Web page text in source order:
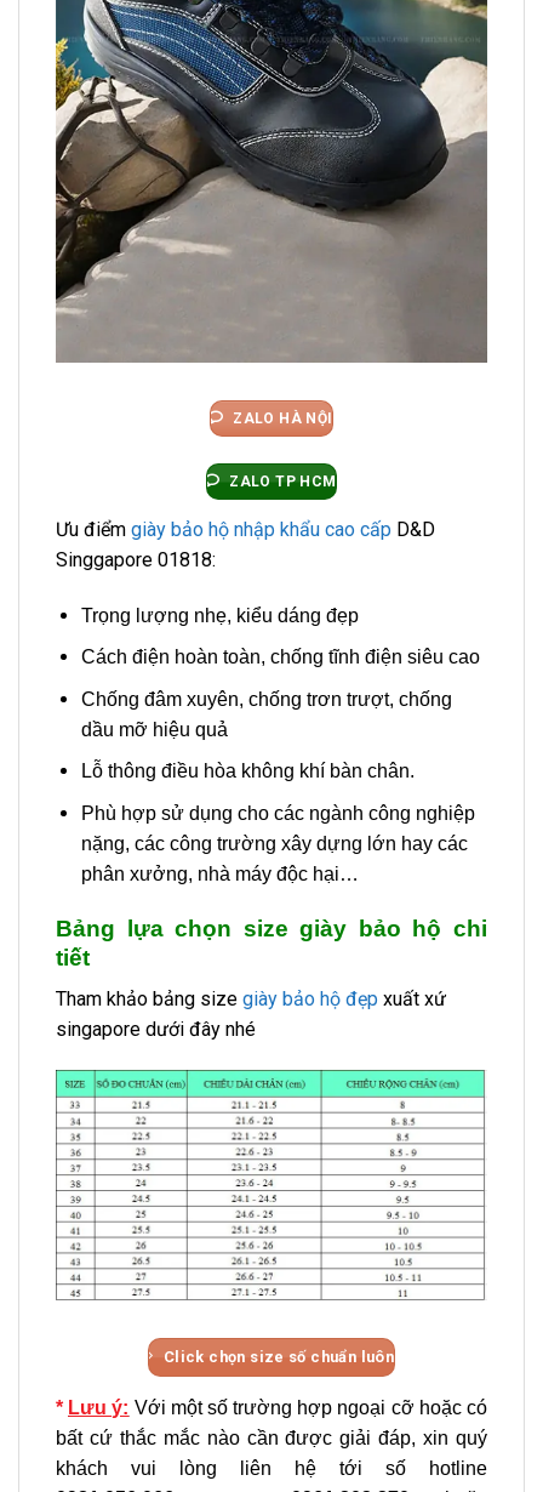
ZALO HÀ NỘI
ZALO TP HCM
Ưu điểm giày bảo hộ nhập khẩu cao cấp D&D
Singgapore 01818:
Trọng lượng nhẹ, kiểu dáng đẹp
Cách điện hoàn toàn, chống tĩnh điện siêu cao
Chống đâm xuyên, chống trơn trượt, chống
dầu mỡ hiệu quả
Lỗ thông điều hòa không khí bàn chân.
Phù hợp sử dụng cho các ngành công nghiệp
nặng, các công trường xây dựng lớn hay các
phân xưởng, nhà máy độc hại…
Bảng lựa chọn size giày bảo hộ chi
tiết
Tham khảo bảng size giày bảo hộ đẹp xuất xứ
singapore dưới đây nhé
Click chọn size số chuẩn luôn
* Lưu ý: Với một số trường hợp ngoại cỡ hoặc có
bất cứ thắc mắc nào cần được giải đáp, xin quý
khách vui lòng liên hệ tới số hotline